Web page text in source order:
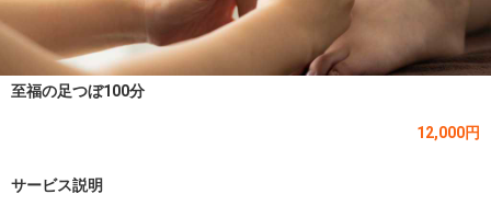
至福の足つぼ100分
12,000円
サービス説明